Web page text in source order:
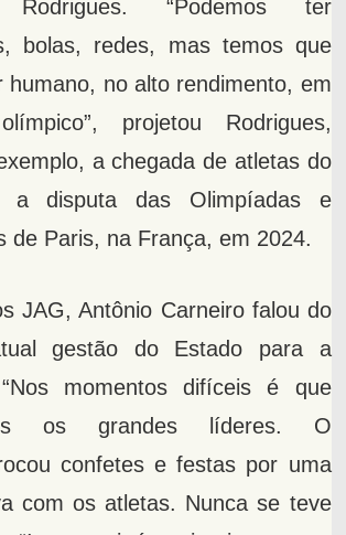
“Podemos ter
bolas, redes, mas temos que
humano, no alto rendimento, em
projetou Rodrigues,
a chegada de atletas do
a disputa das Olimpíadas e
de Paris, na França, em 2024.
JAG, Antônio Carneiro falou do
gestão do Estado para a
momentos difíceis é que
os grandes líderes. O
confetes e festas por uma
com os atletas. Nunca se teve